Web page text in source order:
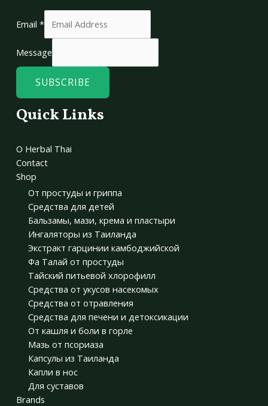
Email *
Message
SUBSCRIBE
Quick Links
О Herbal Thai
Contact
Shop
От простуды и гриппа
Средства для детей
Бальзамы, мази, крема и пластыри
Ингаляторы из Таиланда
Экстракт гарцинии камбоджийской
Фа Талай от простуды
Тайский питьевой хлорофилл
Средства от укусов насекомых
Средства от отравления
Средства для печени и детоксикации
От кашля и боли в горле
Мазь от псориаза
Капсулы из Таиланда
Капли в нос
Для суставов
Brands